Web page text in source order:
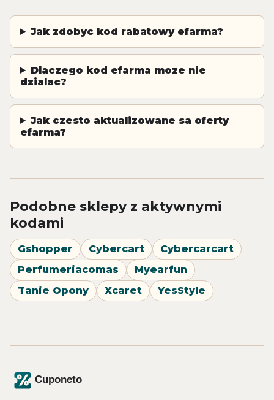
Jak zdobyc kod rabatowy efarma?
Dlaczego kod efarma moze nie
dzialac?
Jak czesto aktualizowane sa oferty
efarma?
Podobne sklepy z aktywnymi
kodami
Gshopper Cybercart
Cybercarcart
Perfumeriacomas
Myearfun
Tanie Opony
Xcaret YesStyle